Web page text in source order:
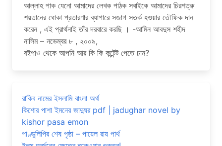
আল্লাহ পাক যেনো আমাদের লেখক পাঠক সবাইকে আমাদের চিরশত্রু
শয়তানের ধোকা প্রতারণার ব্যাপারে সজাগ সতর্ক হওয়ার তৌফিক দান
করেন , এই প্রার্থনাই তাঁর দরবারে করছি । -আমিন আবদুস শহীদ
নাসিম – নভেম্বর ৮ , ২০০৯,
বইপাও থেকে আপনি আর কি কি কন্টেন্ট পেতে চান?
রাকিব নামের ইসলামি বাংলা অর্থ
কিশোর পাশা ইমনের জাদুঘর pdf | jadughar novel by
kishor pasa emon
পাণ্ডুলিপির শেষ পৃষ্ঠা – পায়েল রায় পার্থ